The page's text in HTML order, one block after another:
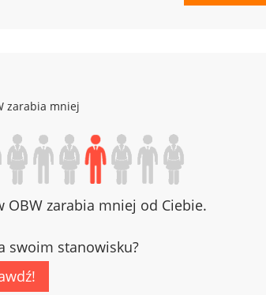
zarabia mniej
OBW zarabia mniej od Ciebie.
swoim stanowisku?